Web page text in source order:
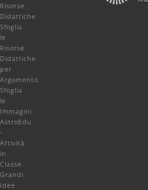
Risorse
Didattiche
Sfoglia
le
Risorse
Didattiche
per
Argomento
Sfoglia
le
Immagini
AstroEdu
-
Attività
in
Classe
Grandi
Idee